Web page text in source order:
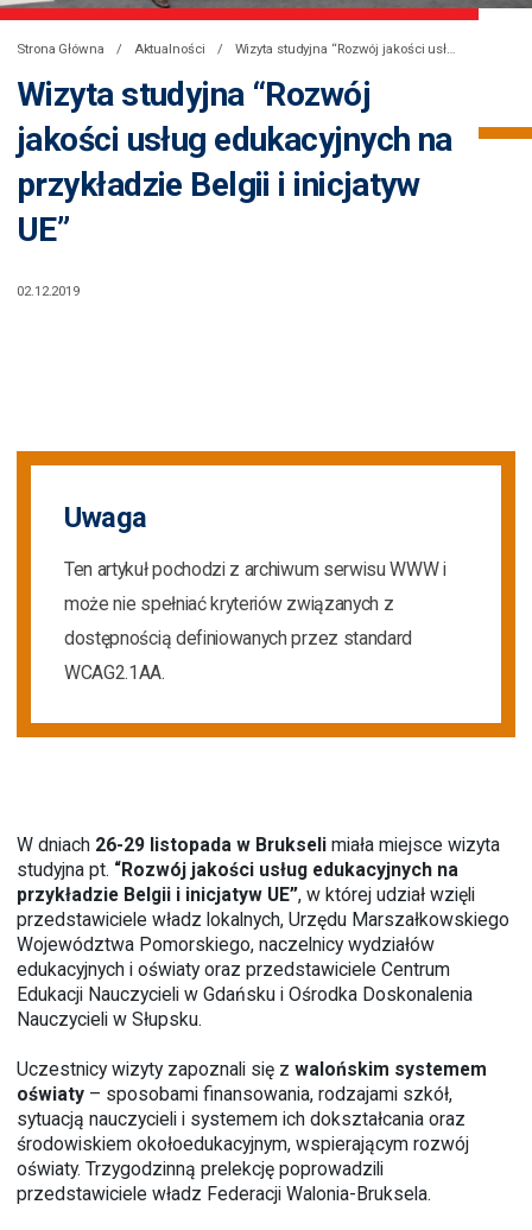
Strona Główna Aktualności
Wizyta studyjna “Rozwój
jakości usług edukacyjnych na
przykładzie Belgii i inicjatyw
UE”
02.12.2019
Uwaga
Ten artykuł pochodzi z archiwum serwisu WWW i
może nie spełniać kryteriów związanych z
dostępnością definiowanych przez standard
WCAG2.1AA.
W dniach 26-29 listopada w Brukseli miała miejsce wizyta
studyjna pt. “Rozwój jakości usług edukacyjnych na
przykładzie Belgii i inicjatyw UE”, w której udział wzięli
przedstawiciele władz lokalnych, Urzędu Marszałkowskiego
Województwa Pomorskiego, naczelnicy wydziałów
edukacyjnych i oświaty oraz przedstawiciele Centrum
Edukacji Nauczycieli w Gdańsku i Ośrodka Doskonalenia
Nauczycieli w Słupsku.
Uczestnicy wizyty zapoznali się z walońskim systemem
oświaty – sposobami finansowania, rodzajami szkół,
sytuacją nauczycieli i systemem ich dokształcania oraz
środowiskiem okołoedukacyjnym, wspierającym rozwój
oświaty. Trzygodzinną prelekcję poprowadzili
przedstawiciele władz Federacji Walonia-Bruksela.